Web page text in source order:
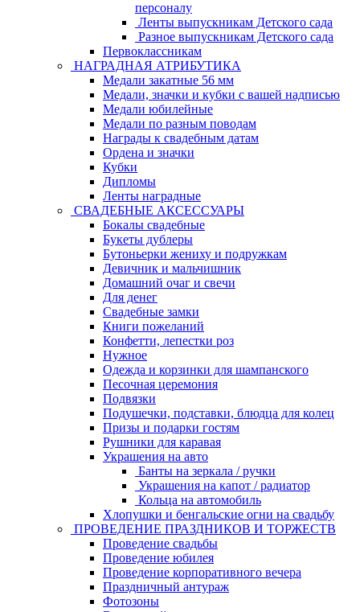
персоналу
Ленты выпускникам Детского сада
Разное выпускникам Детского сада
Первоклассникам
НАГРАДНАЯ АТРИБУТИКА
Медали закатные 56 мм
Медали, значки и кубки с вашей надписью
Медали юбилейные
Медали по разным поводам
Награды к свадебным датам
Ордена и значки
Кубки
Дипломы
Ленты наградные
СВАДЕБНЫЕ АКСЕССУАРЫ
Бокалы свадебные
Букеты дублеры
Бутоньерки жениху и подружкам
Девичник и мальчишник
Домашний очаг и свечи
Для денег
Свадебные замки
Книги пожеланий
Конфетти, лепестки роз
Нужное
Одежда и корзинки для шампанского
Песочная церемония
Подвязки
Подушечки, подставки, блюдца для колец
Призы и подарки гостям
Рушники для каравая
Украшения на авто
Банты на зеркала / ручки
Украшения на капот / радиатор
Кольца на автомобиль
Хлопушки и бенгальские огни на свадьбу
ПРОВЕДЕНИЕ ПРАЗДНИКОВ И ТОРЖЕСТВ
Проведение свадьбы
Проведение юбилея
Проведение корпоративного вечера
Праздничный антураж
Фотозоны